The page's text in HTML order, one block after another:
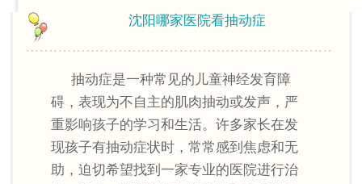
沈阳哪家医院看抽动症
抽动症是一种常见的儿童神经发育障
碍，表现为不自主的肌肉抽动或发声，严
重影响孩子的学习和生活。许多家长在发
现孩子有抽动症状时，常常感到焦虑和无
助，迫切希望找到一家专业的医院进行治